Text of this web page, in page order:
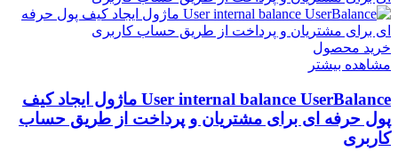
خرید محصول
مشاهده بیشتر
User internal balance UserBalance ماژول ایجاد کیف
پول حرفه ای برای مشتریان و پرداخت از طریق حساب
کاربری